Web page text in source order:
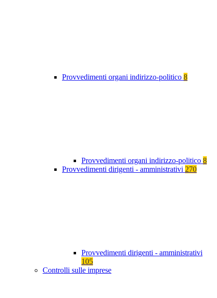
Provvedimenti organi indirizzo-politico 8
Provvedimenti organi indirizzo-politico 8
Provvedimenti dirigenti - amministrativi 270
Provvedimenti dirigenti - amministrativi
105
Controlli sulle imprese